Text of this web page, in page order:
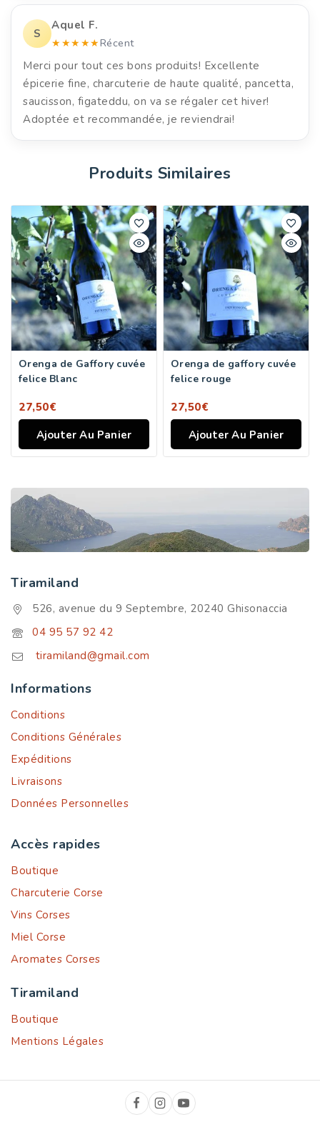
S
Aquel F.
★★★★★Récent
Merci pour tout ces bons produits! Excellente
épicerie fine, charcuterie de haute qualité, pancetta,
saucisson, figateddu, on va se régaler cet hiver!
Adoptée et recommandée, je reviendrai!
Produits Similaires
Orenga de Gaffory cuvée
felice Blanc
27,50€
Ajouter Au Panier
Orenga de gaffory cuvée
felice rouge
27,50€
Ajouter Au Panier
Tiramiland
526, avenue du 9 Septembre, 20240 Ghisonaccia
04 95 57 92 42
tiramiland@gmail.com
Informations
Conditions
Conditions Générales
Expéditions
Livraisons
Données Personnelles
Accès rapides
Boutique
Charcuterie Corse
Vins Corses
Miel Corse
Aromates Corses
Tiramiland
Boutique
Mentions Légales